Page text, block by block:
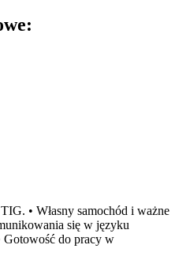
• Własny samochód i ważne
się w języku
Gotowość do pracy w